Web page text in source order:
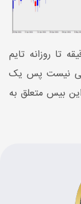
که مشاهده می کنید ما از تایم 5 دقیقه تا روزانه تایم
نیست پس یک
می رسیم. این بیس متعلق به